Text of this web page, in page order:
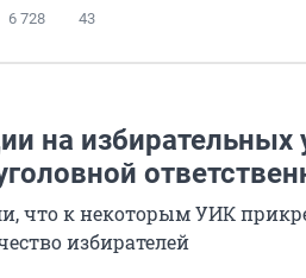
6 728 43
на избирательных
что к некоторым УИК
избирателей